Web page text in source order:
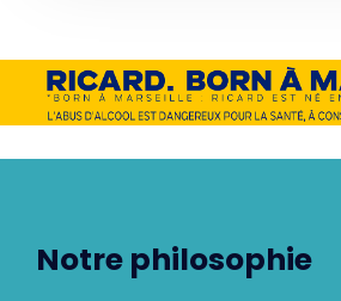
Notre philosophie